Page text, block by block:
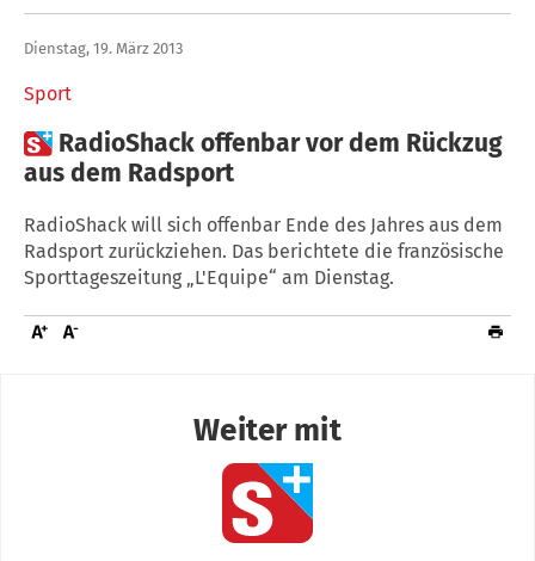
Sport
Dienstag, 19. März 2013
 RadioShack offenbar vor dem Rückzug
aus dem Radsport
RadioShack will sich offenbar Ende des Jahres aus dem
Radsport zurückziehen. Das berichtete die französische
Sporttageszeitung „L'Equipe“ am Dienstag.